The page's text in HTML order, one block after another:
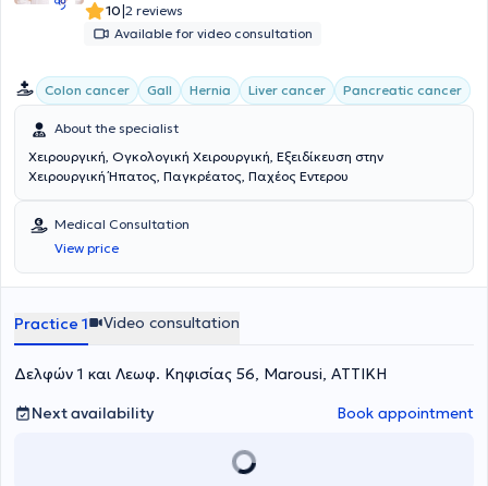
10|2 reviews
Available for video consultation
Colon cancer Gall Hernia Liver cancer Pancreatic cancer
About the specialist
Χειρουργική, Ογκολογική Χειρουργική, Εξειδίκευση στην
Χειρουργική Ήπατος, Παγκρέατος, Παχέος Εντερου
Medical Consultation
View price
Practice 1 Video consultation
Δελφών 1 και Λεωφ. Κηφισίας 56, Marousi, ΑΤΤΙΚΗ
Next availability
Book appointment